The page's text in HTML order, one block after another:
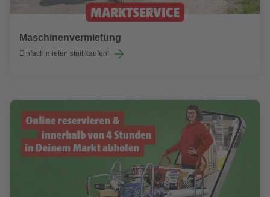
Maschinenvermietung
Einfach mieten statt kaufen!